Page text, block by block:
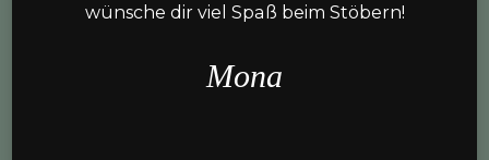
wünsche dir viel Spaß beim Stöbern!
Mona